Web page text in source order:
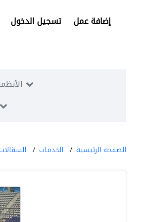
تسجيل الدخول إضافة عمل
الصفحة الرئيسية الخدمات